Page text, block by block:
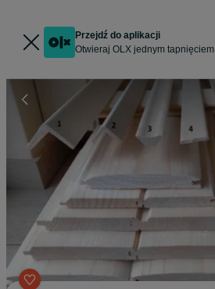
Przejdź do aplikacji
Otwieraj OLX jednym tapnięciem